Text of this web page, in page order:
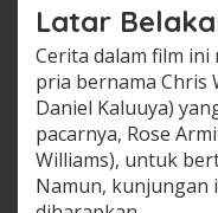
Latar
Cerita dalam film
pria bernama Chris
Daniel Kaluuya)
pacarnya, Rose
Williams), untuk
Namun, kunjungan